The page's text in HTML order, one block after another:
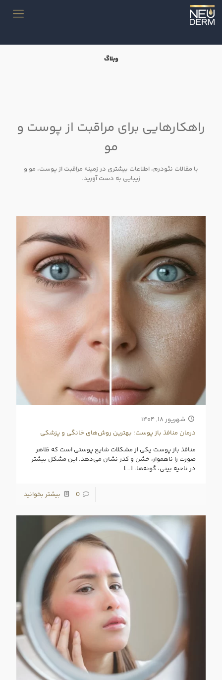
وبلاگ
راهکارهایی برای مراقبت از پوست و
مو
با مقالات نئودرم، اطلاعات بیشتری در زمینه مراقبت از پوست، مو و
زیبایی به دست آورید.
شهریور ۱۸, ۱۴۰۴
درمان منافذ باز پوست؛ بهترین روش‌های خانگی و پزشکی
منافذ باز پوست یکی از مشکلات شایع پوستی است که ظاهر
صورت را ناهموار، خشن و کدر نشان می‌دهد. این مشکل بیشتر
در ناحیه بینی، گونه‌ها، […]
0 بیشتر بخوانید